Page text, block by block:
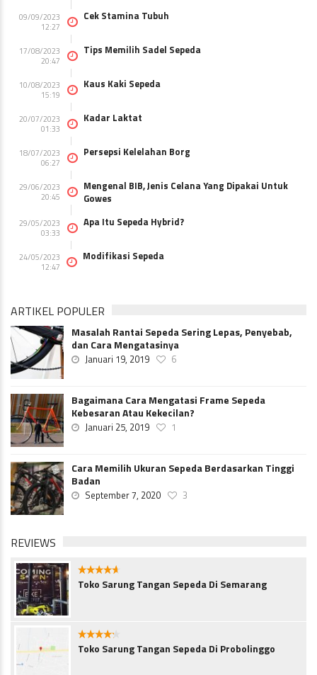
09/09/2023
12:27
Cek Stamina Tubuh
17/08/2023
20:47
Tips Memilih Sadel Sepeda
10/08/2023
15:19
Kaus Kaki Sepeda
20/07/2023
01:33
Kadar Laktat
18/07/2023
06:27
Persepsi Kelelahan Borg
29/06/2023
20:45
Mengenal BIB, Jenis Celana Yang Dipakai Untuk
Gowes
29/05/2023
03:33
Apa Itu Sepeda Hybrid?
24/05/2023
12:47
Modifikasi Sepeda
ARTIKEL POPULER
Masalah Rantai Sepeda Sering Lepas, Penyebab,
dan Cara Mengatasinya
Januari 19, 2019 6
Bagaimana Cara Mengatasi Frame Sepeda
Kebesaran Atau Kekecilan?
Januari 25, 2019 1
Cara Memilih Ukuran Sepeda Berdasarkan Tinggi
Badan
September 7, 2020 3
REVIEWS
4.5
Toko Sarung Tangan Sepeda Di Semarang
4.1
Toko Sarung Tangan Sepeda Di Probolinggo